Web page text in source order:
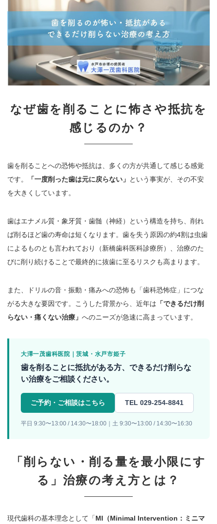
なぜ歯を削ることに怖さや抵抗を
感じるのか？
歯を削ることへの恐怖や抵抗は、多くの方が共通して感じる感覚
です。
「一度削った歯は元に戻らない」 という事実が、その不安
を大きくしています。
歯はエナメル質・象牙質・歯髄（神経）という構造を持ち、削れ
ば削るほど歯の寿命は短くなります。歯を失う原因の約4割は虫歯
によるものとも言われており（新橋歯科医科診療所）、治療のた
びに削り続けることで最終的に抜歯に至るリスクも高まります。
また、ドリルの音・振動・痛みへの恐怖も「歯科恐怖症」につな
がる大きな要因です。こうした背景から、近年は 「できるだけ削
らない・痛くない治療」 へのニーズが急速に高まっています。
大澤一茂歯科医院｜茨城・水戸市姫子
歯を削ることに抵抗がある方、できるだけ削らな
い治療をご相談ください。
ご予約・ご相談はこちら TEL 029-254-8841
平日 9:30〜13:00 / 14:30〜18:00｜土 9:30〜13:00 / 14:30〜16:30
「削らない・削る量を最小限にす
る」治療の考え方とは？
現代歯科の基本理念として「MI（Minimal Intervention：ミニマ